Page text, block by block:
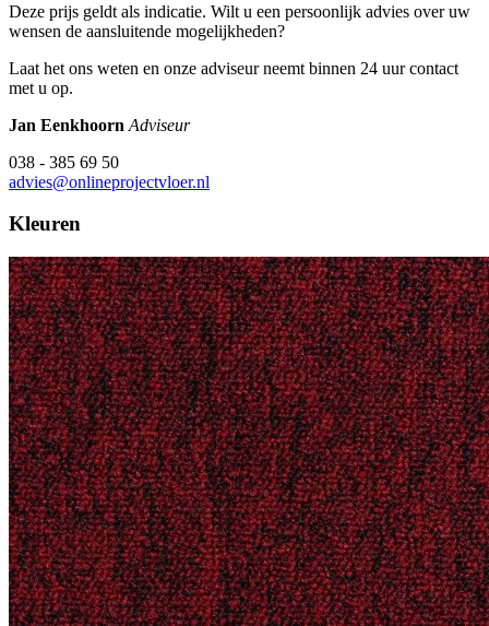
Deze prijs geldt als indicatie. Wilt u een persoonlijk advies over uw
wensen de aansluitende mogelijkheden?
Laat het ons weten en onze adviseur neemt binnen 24 uur contact
met u op.
Jan Eenkhoorn Adviseur
038 - 385 69 50
advies@onlineprojectvloer.nl
Kleuren